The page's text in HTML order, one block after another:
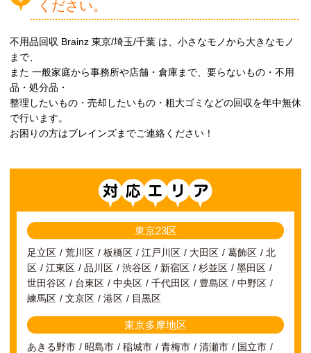
ください。
不用品回収 Brainz 東京/埼玉/千葉 は、小さなモノから大きなモノ
まで、
また 一般家庭から事務所や店舗・倉庫まで、要らないもの・不用
品・処分品・
整理したいもの・売却したいもの・粗大ゴミなどの回収を年中無休
で行います。
お困りの方はブレインズまでご連絡ください！
東京23区
足立区 荒川区 板橋区 江戸川区 大田区 葛飾区
北
区
江東区 品川区 渋谷区 新宿区 杉並区
墨田区
世田谷区
台東区 中央区 千代田区 豊島区
中野区
練馬区
文京区 港区 目黒区
東京多摩地区
あきる野市 昭島市 稲城市 青梅市 清瀬市
国立市